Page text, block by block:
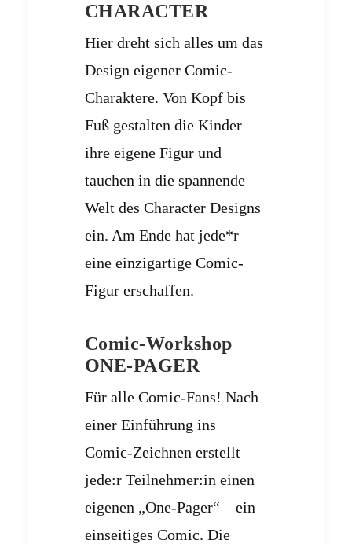
CHARACTER
Hier dreht sich alles um das
Design eigener Comic-
Charaktere. Von Kopf bis
Fuß gestalten die Kinder
ihre eigene Figur und
tauchen in die spannende
Welt des Character Designs
ein. Am Ende hat jede*r
eine einzigartige Comic-
Figur erschaffen.
Comic-Workshop
ONE-PAGER
Für alle Comic-Fans! Nach
einer Einführung ins
Comic-Zeichnen erstellt
jede:r Teilnehmer:in einen
eigenen „One-Pager“ – ein
einseitiges Comic. Die